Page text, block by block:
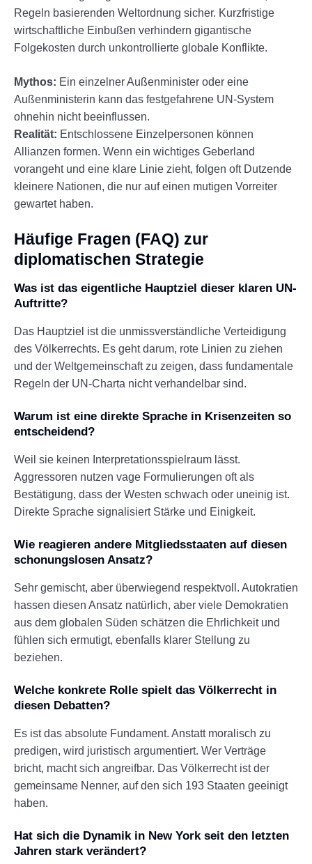
Regeln basierenden Weltordnung sicher. Kurzfristige
wirtschaftliche Einbußen verhindern gigantische
Folgekosten durch unkontrollierte globale Konflikte.
Mythos: Ein einzelner Außenminister oder eine
Außenministerin kann das festgefahrene UN-System
ohnehin nicht beeinflussen.
Realität: Entschlossene Einzelpersonen können
Allianzen formen. Wenn ein wichtiges Geberland
vorangeht und eine klare Linie zieht, folgen oft Dutzende
kleinere Nationen, die nur auf einen mutigen Vorreiter
gewartet haben.
Häufige Fragen (FAQ) zur
diplomatischen Strategie
Was ist das eigentliche Hauptziel dieser klaren UN-
Auftritte?
Das Hauptziel ist die unmissverständliche Verteidigung
des Völkerrechts. Es geht darum, rote Linien zu ziehen
und der Weltgemeinschaft zu zeigen, dass fundamentale
Regeln der UN-Charta nicht verhandelbar sind.
Warum ist eine direkte Sprache in Krisenzeiten so
entscheidend?
Weil sie keinen Interpretationsspielraum lässt.
Aggressoren nutzen vage Formulierungen oft als
Bestätigung, dass der Westen schwach oder uneinig ist.
Direkte Sprache signalisiert Stärke und Einigkeit.
Wie reagieren andere Mitgliedsstaaten auf diesen
schonungslosen Ansatz?
Sehr gemischt, aber überwiegend respektvoll. Autokratien
hassen diesen Ansatz natürlich, aber viele Demokratien
aus dem globalen Süden schätzen die Ehrlichkeit und
fühlen sich ermutigt, ebenfalls klarer Stellung zu
beziehen.
Welche konkrete Rolle spielt das Völkerrecht in
diesen Debatten?
Es ist das absolute Fundament. Anstatt moralisch zu
predigen, wird juristisch argumentiert. Wer Verträge
bricht, macht sich angreifbar. Das Völkerrecht ist der
gemeinsame Nenner, auf den sich 193 Staaten geeinigt
haben.
Hat sich die Dynamik in New York seit den letzten
Jahren stark verändert?